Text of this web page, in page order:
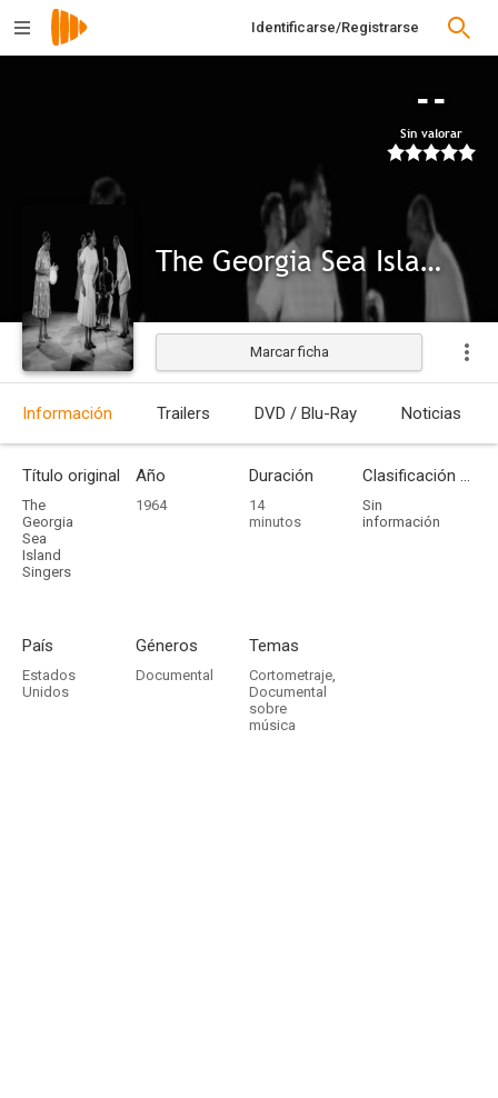
Identificarse/Registrarse
--
Sin valorar
The Georgia Sea Island Singers
Marcar ficha
Información Trailers DVD / Blu-Ray Noticias
Título original
The
Georgia
Sea
Island
Singers
Año
1964
Duración
14
minutos
Clasificación por edades
Sin
información
País
Estados
Unidos
Géneros
Documental
Temas
Cortometraje,
Documental
sobre
música